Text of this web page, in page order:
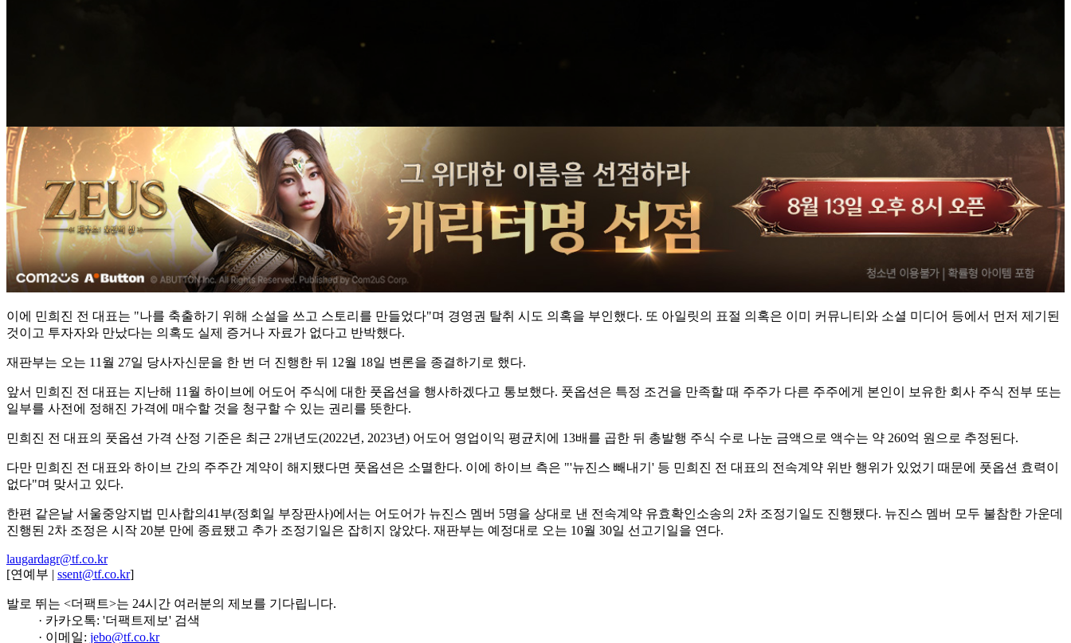
이에 민희진 전 대표는 "나를 축출하기 위해 소설을 쓰고 스토리를 만들었다"며 경영권 탈취 시도 의혹을 부인했다. 또 아일릿의 표절 의혹은 이미 커뮤니티와 소셜 미디어 등에서 먼저 제기된
것이고 투자자와 만났다는 의혹도 실제 증거나 자료가 없다고 반박했다.
재판부는 오는 11월 27일 당사자신문을 한 번 더 진행한 뒤 12월 18일 변론을 종결하기로 했다.
앞서 민희진 전 대표는 지난해 11월 하이브에 어도어 주식에 대한 풋옵션을 행사하겠다고 통보했다. 풋옵션은 특정 조건을 만족할 때 주주가 다른 주주에게 본인이 보유한 회사 주식 전부 또는
일부를 사전에 정해진 가격에 매수할 것을 청구할 수 있는 권리를 뜻한다.
민희진 전 대표의 풋옵션 가격 산정 기준은 최근 2개년도(2022년, 2023년) 어도어 영업이익 평균치에 13배를 곱한 뒤 총발행 주식 수로 나눈 금액으로 액수는 약 260억 원으로 추정된다.
다만 민희진 전 대표와 하이브 간의 주주간 계약이 해지됐다면 풋옵션은 소멸한다. 이에 하이브 측은 "'뉴진스 빼내기' 등 민희진 전 대표의 전속계약 위반 행위가 있었기 때문에 풋옵션 효력이
없다"며 맞서고 있다.
한편 같은날 서울중앙지법 민사합의41부(정회일 부장판사)에서는 어도어가 뉴진스 멤버 5명을 상대로 낸 전속계약 유효확인소송의 2차 조정기일도 진행됐다. 뉴진스 멤버 모두 불참한 가운데
진행된 2차 조정은 시작 20분 만에 종료됐고 추가 조정기일은 잡히지 않았다. 재판부는 예정대로 오는 10월 30일 선고기일을 연다.
laugardagr@tf.co.kr
[연예부 | ssent@tf.co.kr]
발로 뛰는 <더팩트>는 24시간 여러분의 제보를 기다립니다.
· 카카오톡: '더팩트제보' 검색
· 이메일: jebo@tf.co.kr